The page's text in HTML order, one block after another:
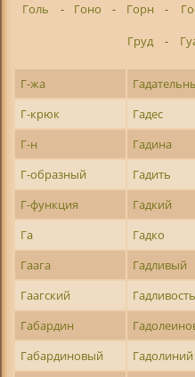
Голь
- Гоно - Горн -
Груд
-
Г-жа
Г-крюк
Гадес
Г-н
Гадина
Г-образный
Гадить
Г-функция
Гадкий
Га
Гадко
Гаага
Гадливый
Гаагский
Гадливость
Габардин
Габардиновый
Гадолиний